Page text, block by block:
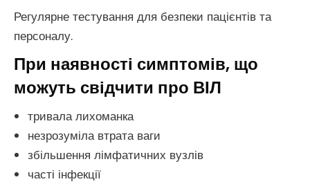
Регулярне тестування для безпеки пацієнтів та
персоналу.
При наявності симптомів, що
можуть свідчити про ВІЛ
тривала лихоманка
незрозуміла втрата ваги
збільшення лімфатичних вузлів
часті інфекції